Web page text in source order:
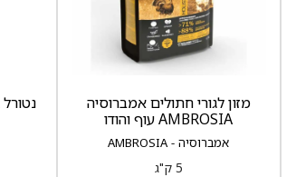
אמברוסיה - AMBROSIA
מזון לגורי חתולים אמברוסיה
AMBROSIA עוף והודו
5 ק"ג